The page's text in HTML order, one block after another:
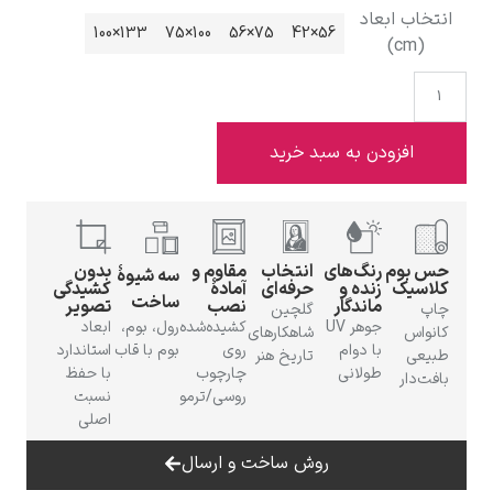
ادوارد هاپر
ادگار دگا
انتخاب ابعاد
75×56
100×75
133×100
افزودن به سبد خرید
حس بوم
کلاسیک
کانواس
طبیعی
بافت‌دار
رنگ‌های
زنده و
ماندگار
جوهر UV
با دوام
طولانی
انتخاب
حرفه‌ای
گلچین
شاهکارهای
تاریخ هنر
مقاوم و
آمادهٔ
نصب
کشیده‌شده
روی
چارچوب
روسی/ترمو
سه شیوهٔ
ساخت
رول، بوم،
بوم با قاب
بدون
کشیدگی
تصویر
ابعاد
استاندارد
با حفظ
روش ساخت و ارسال